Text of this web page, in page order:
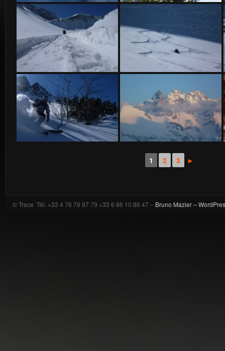
1 2 3 ►
© Trace Tél. +33 4 76 79 97 79 +33 6 86 10 86 47 – Bruno Mazier –